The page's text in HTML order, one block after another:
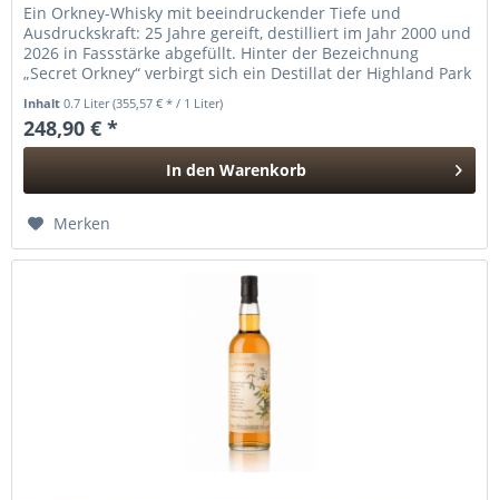
Ein Orkney-Whisky mit beeindruckender Tiefe und
Ausdruckskraft: 25 Jahre gereift, destilliert im Jahr 2000 und
2026 in Fassstärke abgefüllt. Hinter der Bezeichnung
„Secret Orkney“ verbirgt sich ein Destillat der Highland Park
Inhalt0.7 Liter(355,57 € * / 1 Liter)
248,90 € *
In den Warenkorb
Merken